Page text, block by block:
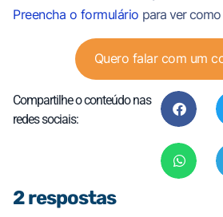
Preencha o formulário para ver como
Quero falar com um
Compartilhe o conteúdo nas
redes sociais:
2 respostas